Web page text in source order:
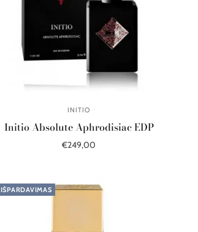
INITIO
Initio Absolute Aphrodisiac EDP
€249,00
IŠPARDAVIMAS